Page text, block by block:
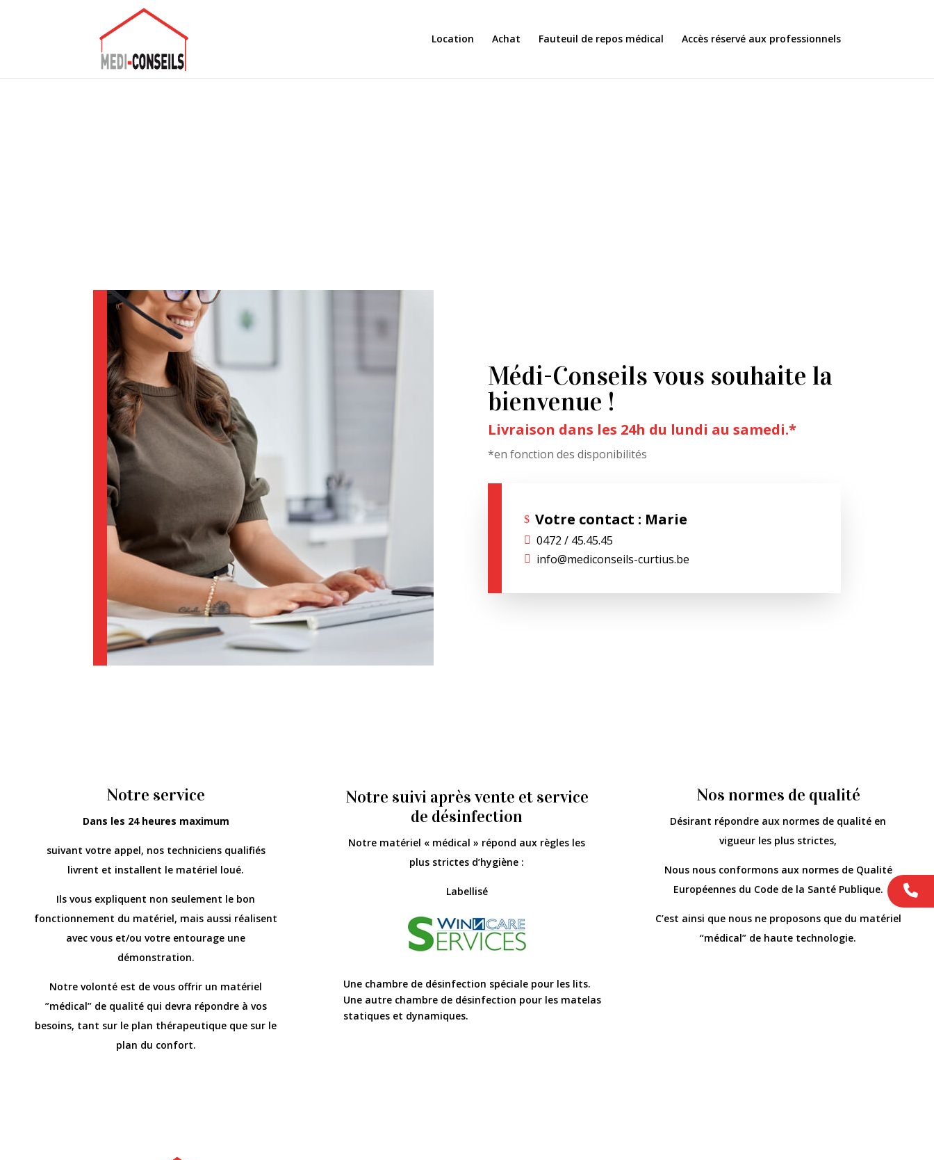
Location Achat Fauteuil de repos médical Accès réservé aux professionnels
Médi-Conseils vous souhaite la
bienvenue !
Livraison dans les 24h du lundi au samedi.*
*en fonction des disponibilités
$ Votre contact : Marie
 0472 / 45.45.45
 info@mediconseils-curtius.be
Notre service
Dans les 24 heures maximum
suivant votre appel, nos techniciens qualifiés
livrent et installent le matériel loué.
Ils vous expliquent non seulement le bon
fonctionnement du matériel, mais aussi réalisent
avec vous et/ou votre entourage une
démonstration.
Notre volonté est de vous offrir un matériel
”médical” de qualité qui devra répondre à vos
besoins, tant sur le plan thérapeutique que sur le
plan du confort.
Notre suivi après vente et service
de désinfection
Notre matériel « médical » répond aux règles les
plus strictes d’hygiène :
Labellisé
Une chambre de désinfection spéciale pour les lits.
Une autre chambre de désinfection pour les matelas
statiques et dynamiques.
Nos normes de qualité
Désirant répondre aux normes de qualité en
vigueur les plus strictes,
Nous nous conformons aux normes de Qualité
Européennes du Code de la Santé Publique.
C’est ainsi que nous ne proposons que du matériel
“médical” de haute technologie.